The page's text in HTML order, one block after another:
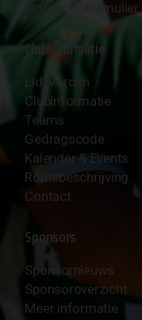
✉︎ Contactformulier
Clubinformatie
Lid worden
Clubinformatie
Teams
Gedragscode
Kalender & Events
Routebeschrijving
Contact
Sponsors
Sponsornieuws
Sponsoroverzicht
Meer informatie